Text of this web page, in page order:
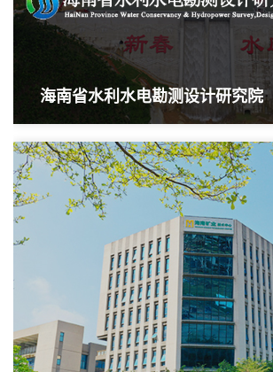
海南省水利水电勘测设计研究院